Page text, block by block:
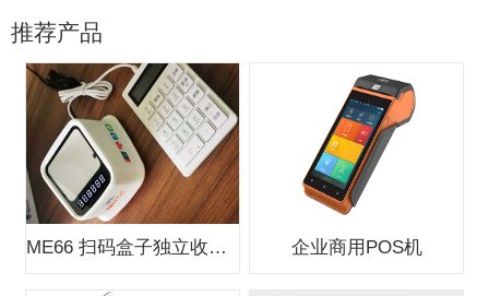
推荐产品
ME66 扫码盒子独立收款支付盒子 企业商用POS机